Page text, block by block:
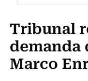
Programas
Tribunal
demanda
Marco